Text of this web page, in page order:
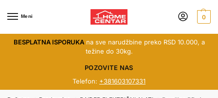
Meni 0
BESPLATNA ISPORUKAna sve narudžbine preko RSD 10.000, a
težine do 30kg.
POZOVITE NAS
Telefon: +381603107331